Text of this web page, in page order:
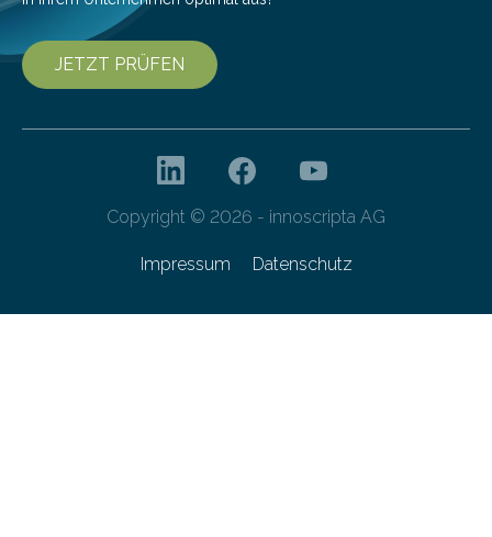
JETZT PRÜFEN
Copyright © 2026 - innoscripta AG
Impressum Datenschutz